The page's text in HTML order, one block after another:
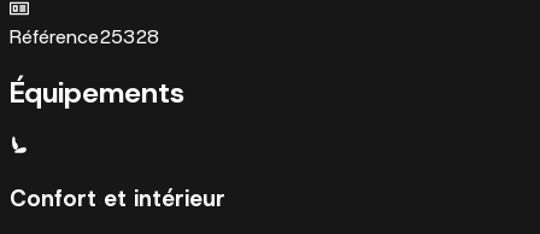
Référence25328
Équipements
Confort et intérieur